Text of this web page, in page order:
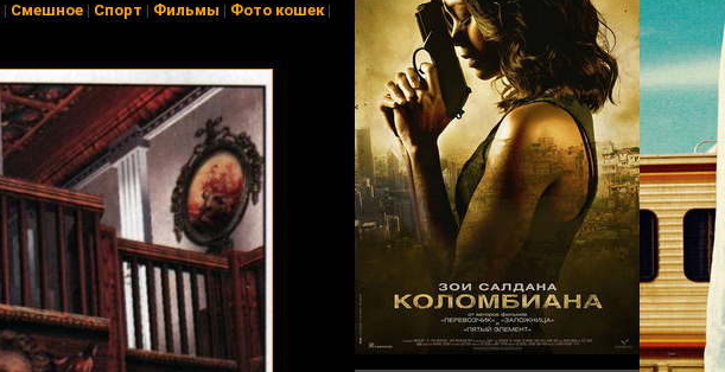
| Смешное| Спорт | Фильмы | Фото кошек|